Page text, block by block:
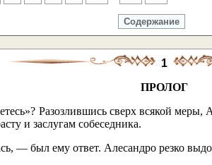
Содержание
1
ПРОЛОГ
Разозлившись сверх всякой
и заслугам собеседника.
— был ему ответ. Алесандро резко